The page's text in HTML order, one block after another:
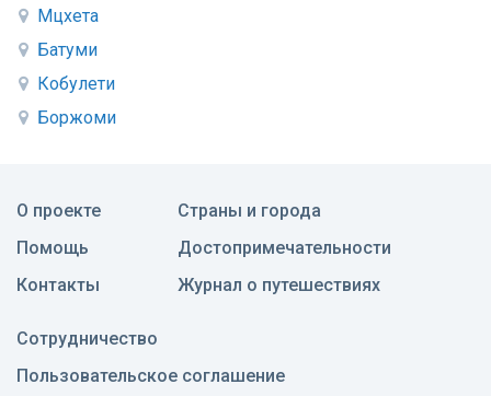
Мцхета
Батуми
Кобулети
Боржоми
О проекте
Помощь
Контакты
Страны и города
Достопримечательности
Журнал о путешествиях
Сотрудничество
Пользовательское соглашение